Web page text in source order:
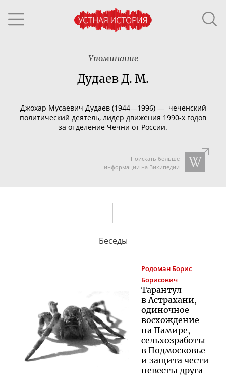
Упоминание
Дудаев Д. М.
Джохар Мусаевич Дудаев (1944—1996) — чеченский
политический деятель, лидер движения 1990-х годов
за отделение Чечни от России.
Поискать больше
информации на Википедии
Беседы
Родоман Борис
Борисович
Тарантул
в Астрахани,
одиночное
восхождение
на Памире,
сельхозработы
в Подмосковье
и защита чести
невесты друга